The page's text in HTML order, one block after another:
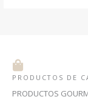
PRODUCTOS DE
PRODUCTOS